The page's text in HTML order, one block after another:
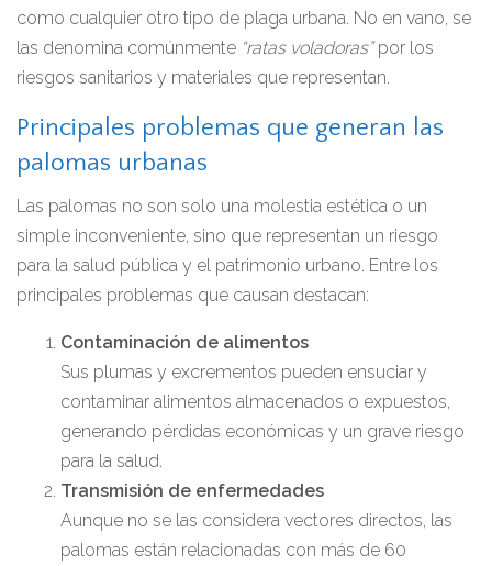
como cualquier otro tipo de plaga urbana. No en vano, se
las denomina comúnmente “ratas voladoras”por los
riesgos sanitarios y materiales que representan.
Principales problemas que generan las
palomas urbanas
Las palomas no son solo una molestia estética o un
simple inconveniente, sino que representan un riesgo
para la salud pública y el patrimonio urbano. Entre los
principales problemas que causan destacan:
Contaminación de alimentos
Sus plumas y excrementos pueden ensuciar y
contaminar alimentos almacenados o expuestos,
generando pérdidas económicas y un grave riesgo
para la salud.
Transmisión de enfermedades
Aunque no se las considera vectores directos, las
palomas están relacionadas con más de 60